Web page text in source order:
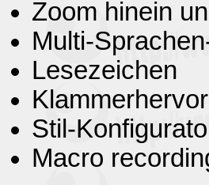
Zoom hinein
Multi-
Lesezeichen
Stil-
Macro